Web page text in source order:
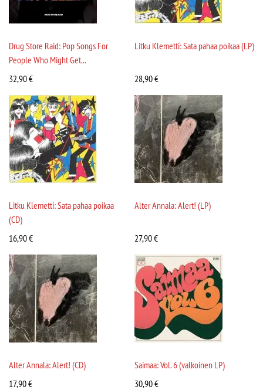
Drug Store Raid: Pop Songs For
People Who Might Get...
32,90€
Litku Klemetti: Sata pahaa poikaa (LP)
28,90€
Litku Klemetti: Sata pahaa poikaa
(CD)
16,90€
Alter Annala: Alert! (LP)
27,90€
Alter Annala: Alert! (CD)
17,90€
Saimaa: Vol. 6 (valkoinen LP)
30,90€